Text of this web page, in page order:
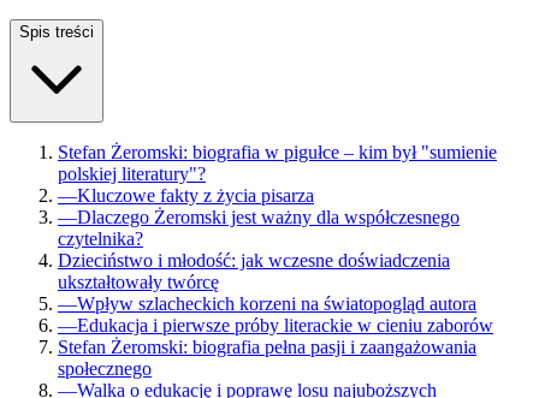
Spis treści
Stefan Żeromski: biografia w pigułce – kim był "sumienie
polskiej literatury"?
—Kluczowe fakty z życia pisarza
—Dlaczego Żeromski jest ważny dla współczesnego
czytelnika?
Dzieciństwo i młodość: jak wczesne doświadczenia
ukształtowały twórcę
—Wpływ szlacheckich korzeni na światopogląd autora
—Edukacja i pierwsze próby literackie w cieniu zaborów
Stefan Żeromski: biografia pełna pasji i zaangażowania
społecznego
—Walka o edukację i poprawę losu najuboższych